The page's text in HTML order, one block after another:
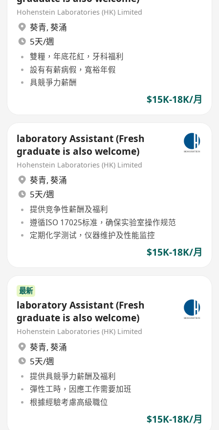
Hohenstein Laboratories (HK) Limited
葵青, 葵涌
5天/週
雙糧，年底花紅，牙科福利
設有有薪病假，寬裕年假
具競爭力薪酬
$15K-18K/月
laboratory Assistant (Fresh
graduate is also welcome)
Hohenstein Laboratories (HK) Limited
葵青, 葵涌
5天/週
提供竞争性薪酬及福利
遵循ISO 17025标准，确保实验室操作规范
定期化学测试，仪器维护及性能监控
$15K-18K/月
最新
laboratory Assistant (Fresh
graduate is also welcome)
Hohenstein Laboratories (HK) Limited
葵青, 葵涌
5天/週
提供具競爭力薪酬及福利
彈性工時，因應工作需要加班
根據經驗考慮高級職位
$15K-18K/月